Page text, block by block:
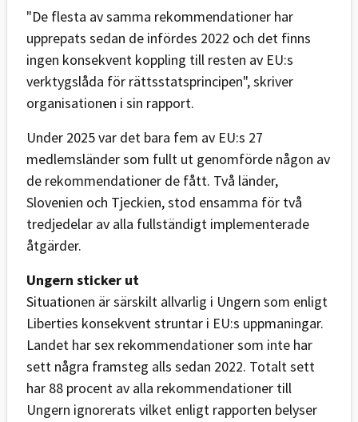
"De flesta av samma rekommendationer har
upprepats sedan de infördes 2022 och det finns
ingen konsekvent koppling till resten av EU:s
verktygslåda för rättsstatsprincipen", skriver
organisationen i sin rapport.
Under 2025 var det bara fem av EU:s 27
medlemsländer som fullt ut genomförde någon av
de rekommendationer de fått. Två länder,
Slovenien och Tjeckien, stod ensamma för två
tredjedelar av alla fullständigt implementerade
åtgärder.
Ungern sticker ut
Situationen är särskilt allvarlig i Ungern som enligt
Liberties konsekvent struntar i EU:s uppmaningar.
Landet har sex rekommendationer som inte har
sett några framsteg alls sedan 2022. Totalt sett
har 88 procent av alla rekommendationer till
Ungern ignorerats vilket enligt rapporten belyser